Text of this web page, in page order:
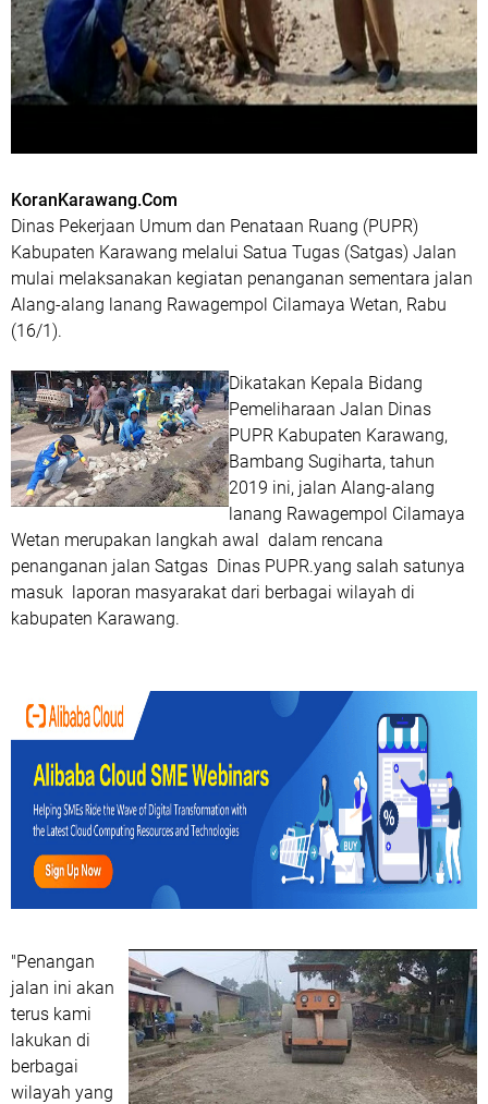
KoranKarawang.Com
Dinas Pekerjaan Umum dan Penataan Ruang (PUPR)
Kabupaten Karawang melalui Satua Tugas (Satgas) Jalan
mulai melaksanakan kegiatan penanganan sementara jalan
Alang-alang lanang Rawagempol Cilamaya Wetan, Rabu
(16/1).
Dikatakan Kepala Bidang
Pemeliharaan Jalan Dinas
PUPR Kabupaten Karawang,
Bambang Sugiharta, tahun
2019 ini, jalan Alang-alang
lanang Rawagempol Cilamaya
Wetan merupakan langkah awal dalam rencana
penanganan jalan Satgas Dinas PUPR.yang salah satunya
masuk laporan masyarakat dari berbagai wilayah di
kabupaten Karawang.
"Penangan
jalan ini akan
terus kami
lakukan di
berbagai
wilayah yang